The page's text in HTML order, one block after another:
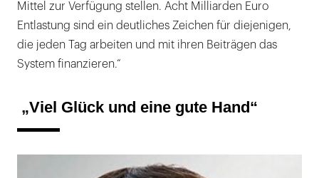
Mittel zur Verfügung stellen. Acht Milliarden Euro
Entlastung sind ein deutliches Zeichen für diejenigen,
die jeden Tag arbeiten und mit ihren Beiträgen das
System finanzieren.“
„Viel Glück und eine gute Hand“